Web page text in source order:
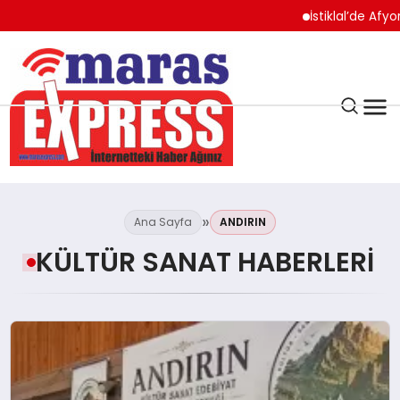
İstiklal’de Afyon Operasyonu
K.MARAŞ
ÇAĞLAYANCERİT
Ana Sayfa ANDIRIN
KÜLTÜR SANAT HABERLERI